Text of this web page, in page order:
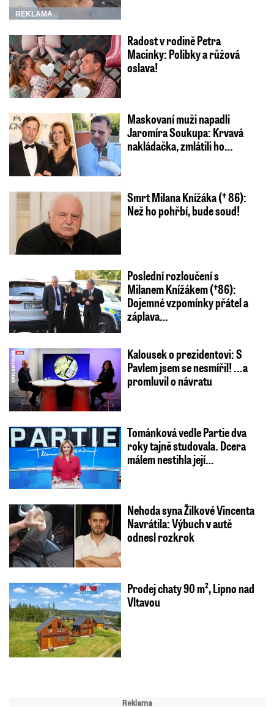
REKLAMA
Radost v rodině Petra
Macinky: Polibky a růžová
oslava!
Maskovaní muži napadli
Jaromíra Soukupa: Krvavá
nakládačka, zmlátili ho…
Smrt Milana Knížáka († 86):
Než ho pohřbí, bude soud!
Poslední rozloučení s
Milanem Knížákem (†86):
Dojemné vzpomínky přátel a
záplava…
Kalousek o prezidentovi: S
Pavlem jsem se nesmířil! ...a
promluvil o návratu
Tománková vedle Partie dva
roky tajně studovala. Dcera
málem nestihla její…
Nehoda syna Žilkové Vincenta
Navrátila: Výbuch v autě
odnesl rozkrok
Prodej chaty 90 m², Lipno nad
Vltavou